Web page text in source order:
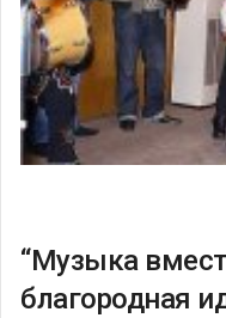
“Музыка
благородная